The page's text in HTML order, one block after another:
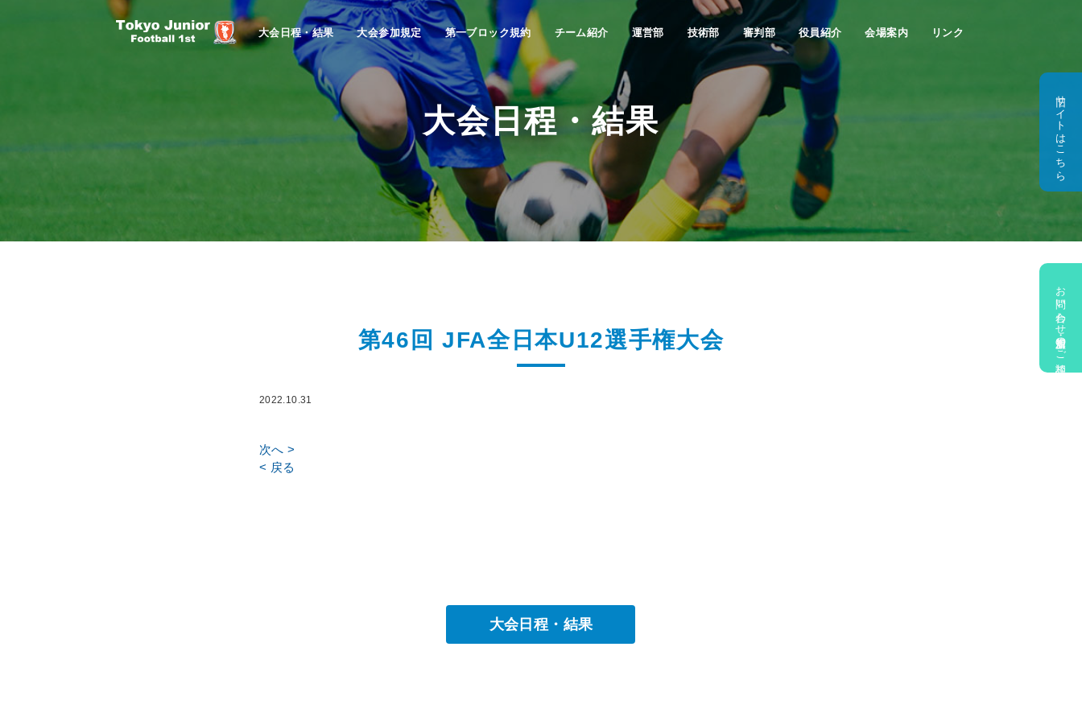
大会日程・結果 大会参加規定 第一ブロック規約 チーム紹介 運営部 技術部 審判部 役員紹介 会場案内 リンク
お問い合わせ・新規加盟のご相談
旧サイトはこちら
大会日程・結果
第46回 JFA全日本U12選手権大会
2022.10.31
次へ >
< 戻る
大会日程・結果